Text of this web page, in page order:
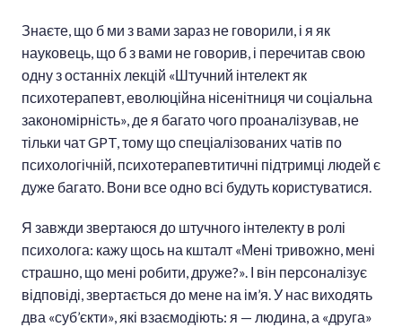
Знаєте, що б ми з вами зараз не говорили, і я як
науковець, що б з вами не говорив, і перечитав свою
одну з останніх лекцій «Штучний інтелект як
психотерапевт, еволюційна нісенітниця чи соціальна
закономірність», де я багато чого проаналізував, не
тільки чат GPT, тому що спеціалізованих чатів по
психологічній, психотерапевтитичні підтримці людей є
дуже багато. Вони все одно всі будуть користуватися.
Я завжди звертаюся до штучного інтелекту в ролі
психолога: кажу щось на кшталт «Мені тривожно, мені
страшно, що мені робити, друже?». І він персоналізує
відповіді, звертається до мене на ім’я. У нас виходять
два «суб’єкти», які взаємодіють: я — людина, а «друга»